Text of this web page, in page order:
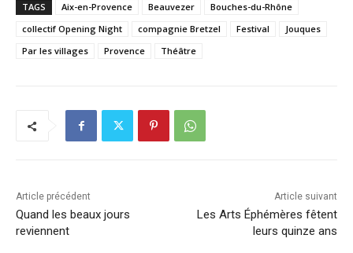
TAGS Aix-en-Provence Beauvezer
Bouches-du-Rhône
collectif Opening Night
compagnie Bretzel Festival
Jouques
Par les villages
Provence Théâtre
Article précédent
Quand les beaux jours
reviennent
Article suivant
Les Arts Éphémères fêtent
leurs quinze ans